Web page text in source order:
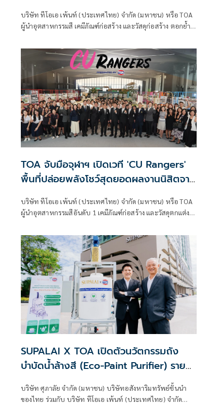
Green Ecosystem
บริษัท ทีโอเอ เพ้นท์ (ประเทศไทย) จำกัด (มหาชน) หรือ TOA
ผู้นำอุตสาหกรรมสี เคมีภัณฑ์ก่อสร้าง และวัสดุก่อสร้าง ตอกย้ำ
Thailand 2026 ในกลุ่มสีทาอาคาร ต่อเนื่องเป็นปีที่ 14 สะท้อน
ความเชื่อมั่น ความไว้วางใจ และการยอมรับจากผู้บริโภคทั่ว
ประเทศ
TOA จับมือจุฬาฯ เปิดเวที 'CU Rangers'
พื้นที่ปล่อยพลังโชว์สุดยอดผลงานนิสิตจาก
ที่ใจกลางสยาม @SIAMSCAPE
บริษัท ทีโอเอ เพ้นท์ (ประเทศไทย) จำกัด (มหาชน) หรือ TOA
ผู้นำอุตสาหกรรมสีอันดับ 1 เคมีภัณฑ์ก่อสร้าง และวัสดุตกแต่ง
งาน “CU Rangers Presented by TOA” โชว์สุดยอดผลงาน
โครงการและวิทยานิพนธ์ของนิสิตจุฬาฯ ครั้งแรกใน
ประเทศไทย จาก 5 คณะชั้นนำ
SUPALAI X TOA เปิดตัวนวัตกรรมถัง
บำบัดน้ำล้างสี (Eco-Paint Purifier) ราย
ผู้นำ Sustainable Real Estate
บริษัท ศุภาลัย จำกัด (มหาชน) บริษัทอสังหาริมทรัพย์ชั้นนำ
ของไทย ร่วมกับ บริษัท ทีโอเอ เพ้นท์ (ประเทศไทย) จำกัด